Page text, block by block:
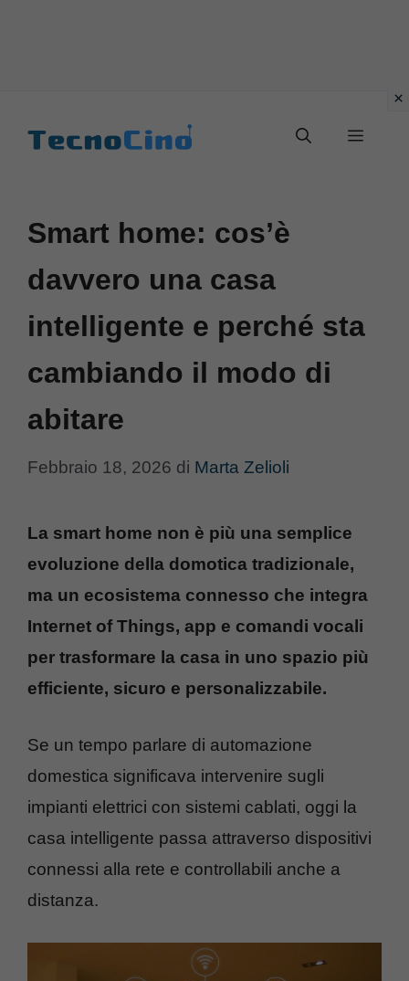
Menu
Smart home: cos’è
davvero una casa
intelligente e perché sta
cambiando il modo di
abitare
Febbraio 18, 2026 di Marta Zelioli
La smart home non è più una semplice
evoluzione della domotica tradizionale,
ma un ecosistema connesso che integra
Internet of Things, app e comandi vocali
per trasformare la casa in uno spazio più
efficiente, sicuro e personalizzabile.
Se un tempo parlare di automazione
domestica significava intervenire sugli
impianti elettrici con sistemi cablati, oggi la
casa intelligente passa attraverso dispositivi
connessi alla rete e controllabili anche a
distanza.